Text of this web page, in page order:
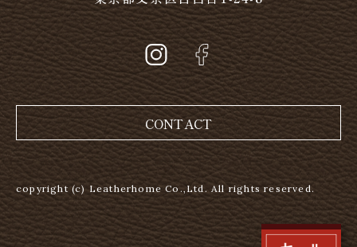
CONTACT
copyright (c) Leatherhome Co.,Ltd. All rights reserved.